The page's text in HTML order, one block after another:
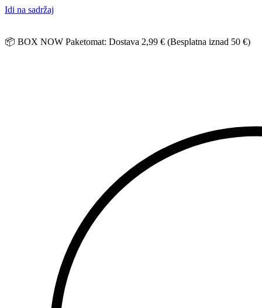
Idi na sadržaj
📦 BOX NOW Paketomat: Dostava 2,99 € (Besplatna iznad 50 €)